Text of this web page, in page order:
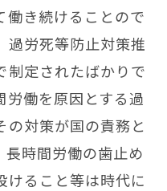
働き続けることので
過労死等防止対策推
制定されたばかりで
労働を原因とする過
の対策が国の責務と
長時間労働の歯止め
けること等は時代に